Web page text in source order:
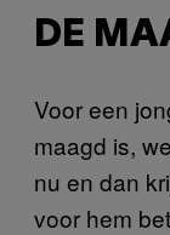
DE
Voor een
maagd is,
nu en dan
voor hem